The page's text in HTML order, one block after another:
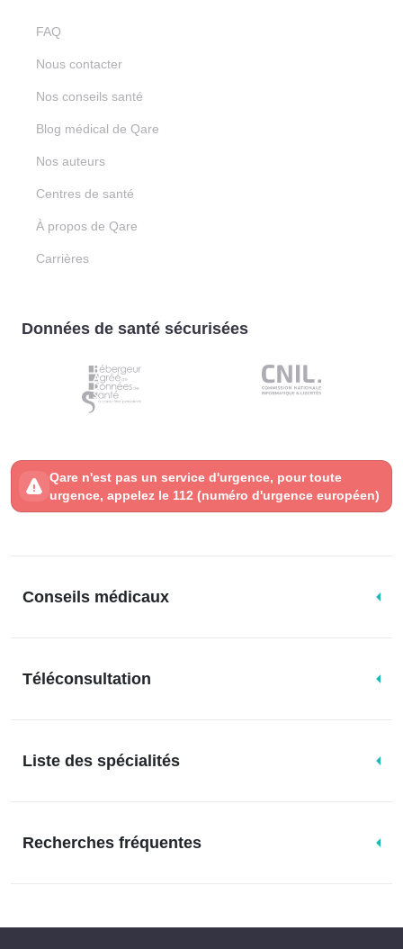
FAQ
Nous contacter
Nos conseils santé
Blog médical de Qare
Nos auteurs
Centres de santé
À propos de Qare
Carrières
Données de santé sécurisées
Qare n'est pas un service d'urgence, pour toute
urgence, appelez le 112 (numéro d'urgence européen)
Conseils médicaux
Téléconsultation
Liste des spécialités
Recherches fréquentes